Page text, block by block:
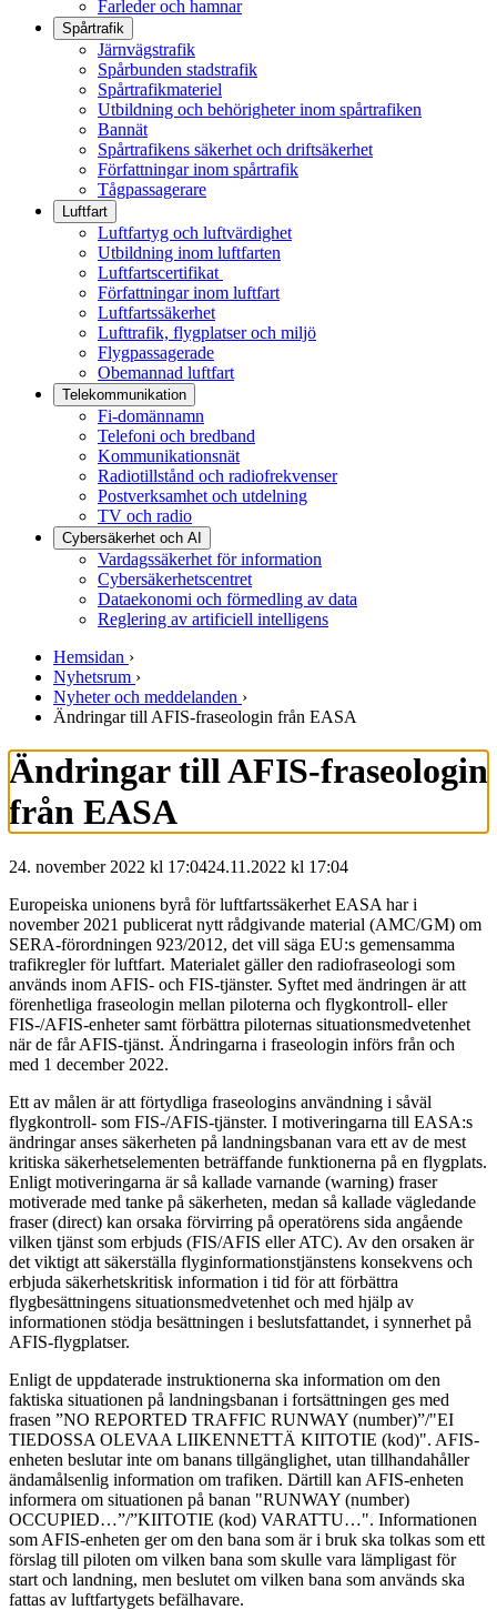
Farleder och hamnar
Spårtrafik
Järnvägstrafik
Spårbunden stadstrafik
Spårtrafikmateriel
Utbildning och behörigheter inom spårtrafiken
Bannät
Spårtrafikens säkerhet och driftsäkerhet
Författningar inom spårtrafik
Tågpassagerare
Luftfart
Luftfartyg och luftvärdighet
Utbildning inom luftfarten
Luftfartscertifikat
Författningar inom luftfart
Luftfartssäkerhet
Lufttrafik, flygplatser och miljö
Flygpassagerade
Obemannad luftfart
Telekommunikation
Fi-domännamn
Telefoni och bredband
Kommunikationsnät
Radiotillstånd och radiofrekvenser
Postverksamhet och utdelning
TV och radio
Cybersäkerhet och AI
Vardagssäkerhet för information
Cybersäkerhetscentret
Dataekonomi och förmedling av data
Reglering av artificiell intelligens
Hemsidan ›
Nyhetsrum ›
Nyheter och meddelanden ›
Ändringar till AFIS-fraseologin från EASA
Ändringar till AFIS-fraseologin
från EASA
24. november 2022 kl 17:0424.11.2022 kl 17:04
Europeiska unionens byrå för luftfartssäkerhet EASA har i
november 2021 publicerat nytt rådgivande material (AMC/GM) om
SERA-förordningen 923/2012, det vill säga EU:s gemensamma
trafikregler för luftfart. Materialet gäller den radiofraseologi som
används inom AFIS- och FIS-tjänster. Syftet med ändringen är att
förenhetliga fraseologin mellan piloterna och flygkontroll- eller
FIS-/AFIS-enheter samt förbättra piloternas situationsmedvetenhet
när de får AFIS-tjänst. Ändringarna i fraseologin införs från och
med 1 december 2022.
Ett av målen är att förtydliga fraseologins användning i såväl
flygkontroll- som FIS-/AFIS-tjänster. I motiveringarna till EASA:s
ändringar anses säkerheten på landningsbanan vara ett av de mest
kritiska säkerhetselementen beträffande funktionerna på en flygplats.
Enligt motiveringarna är så kallade varnande (warning) fraser
motiverade med tanke på säkerheten, medan så kallade vägledande
fraser (direct) kan orsaka förvirring på operatörens sida angående
vilken tjänst som erbjuds (FIS/AFIS eller ATC). Av den orsaken är
det viktigt att säkerställa flyginformationstjänstens konsekvens och
erbjuda säkerhetskritisk information i tid för att förbättra
flygbesättningens situationsmedvetenhet och med hjälp av
informationen stödja besättningen i beslutsfattandet, i synnerhet på
AFIS-flygplatser.
Enligt de uppdaterade instruktionerna ska information om den
faktiska situationen på landningsbanan i fortsättningen ges med
frasen ”NO REPORTED TRAFFIC RUNWAY (number)”/"EI
TIEDOSSA OLEVAA LIIKENNETTÄ KIITOTIE (kod)". AFIS-
enheten beslutar inte om banans tillgänglighet, utan tillhandahåller
ändamålsenlig information om trafiken. Därtill kan AFIS-enheten
informera om situationen på banan "RUNWAY (number)
OCCUPIED…”/”KIITOTIE (kod) VARATTU…". Informationen
som AFIS-enheten ger om den bana som är i bruk ska tolkas som ett
förslag till piloten om vilken bana som skulle vara lämpligast för
start och landning, men beslutet om vilken bana som används ska
fattas av luftfartygets befälhavare.